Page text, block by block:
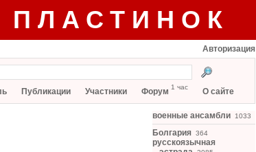
ПЛАСТИНОК
Авторизация
Публикации Участники Форум 1 час О сайте
военные ансамбли 1033
Болгария 364
русскоязычная